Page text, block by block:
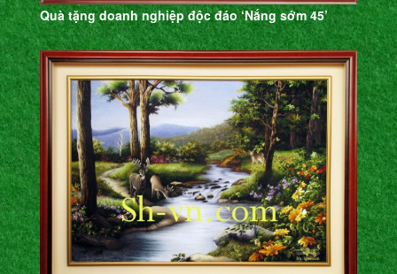
Quà tặng doanh nghiệp độc đáo ‘Nắng sớm 45’